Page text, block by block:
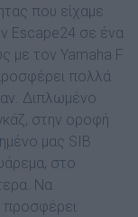
που είχαµε
Escape24 σε ένα
µε τον Yamaha F
πολλά
∆ιπλωµένο
στην οροφή
µας SIB
στο
Να
προσφέρει